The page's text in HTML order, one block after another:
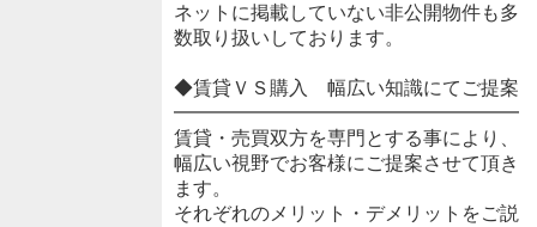
ネットに掲載していない非公開物件も多
数取り扱いしております。
◆賃貸ＶＳ購入 幅広い知識にてご提案
━━━━━━━━━━━━━━━━━━
賃貸・売買双方を専門とする事により、
幅広い視野でお客様にご提案させて頂き
ます。
それぞれのメリット・デメリットをご説